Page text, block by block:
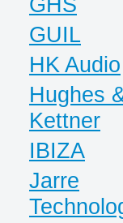
GUIL
HK Audio
Hughes
Kettner
IBIZA
Jarre